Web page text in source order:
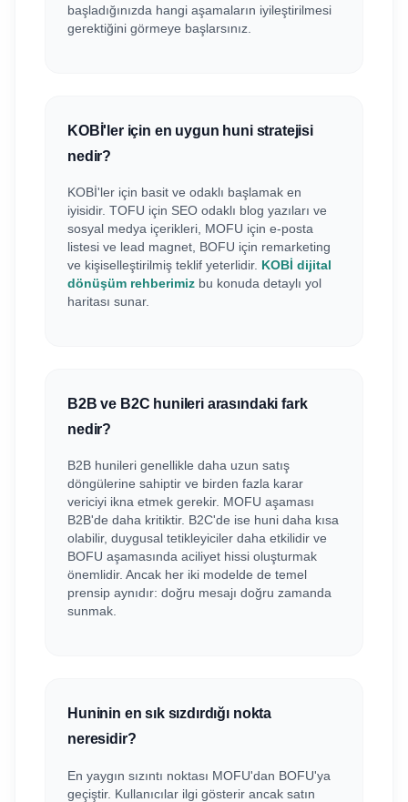
başladığınızda hangi aşamaların iyileştirilmesi
gerektiğini görmeye başlarsınız.
KOBİ'ler için en uygun huni stratejisi
nedir?
KOBİ'ler için basit ve odaklı başlamak en
iyisidir. TOFU için SEO odaklı blog yazıları ve
sosyal medya içerikleri, MOFU için e-posta
listesi ve lead magnet, BOFU için remarketing
ve kişiselleştirilmiş teklif yeterlidir. KOBİ dijital
dönüşüm rehberimiz bu konuda detaylı yol
haritası sunar.
B2B ve B2C hunileri arasındaki fark
nedir?
B2B hunileri genellikle daha uzun satış
döngülerine sahiptir ve birden fazla karar
vericiyi ikna etmek gerekir. MOFU aşaması
B2B'de daha kritiktir. B2C'de ise huni daha kısa
olabilir, duygusal tetikleyiciler daha etkilidir ve
BOFU aşamasında aciliyet hissi oluşturmak
önemlidir. Ancak her iki modelde de temel
prensip aynıdır: doğru mesajı doğru zamanda
sunmak.
Huninin en sık sızdırdığı nokta
neresidir?
En yaygın sızıntı noktası MOFU'dan BOFU'ya
geçiştir. Kullanıcılar ilgi gösterir ancak satın